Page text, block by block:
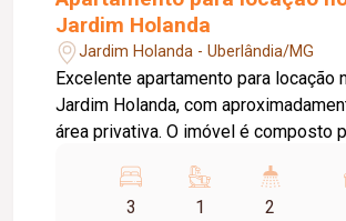
Jardim Holanda
Jardim Holanda - Uberlândia/MG
Excelente apartamento para locação
Jardim Holanda, com
área privativa. O imóvel é composto
planejados e bancada, área de
quartos, sendo 02 com armários
3 1 2